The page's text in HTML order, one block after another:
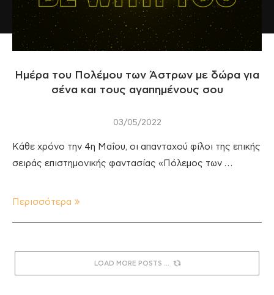
Ημέρα του Πολέμου των Άστρων με δώρα για
σένα και τους αγαπημένους σου
03/05/2022
Κάθε χρόνο την 4η Μαΐου, οι απανταχού φίλοι της επικής
σειράς επιστημονικής φαντασίας «Πόλεμος των …
Περισσότερα
LOAD MORE POSTS